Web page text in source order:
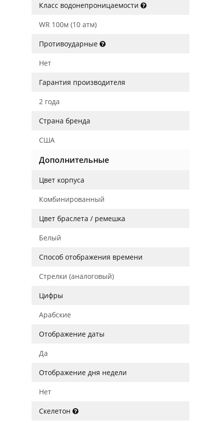
Класс водонепроницаемости
WR 100м (10 атм)
Противоударные
Нет
Гарантия производителя
2 года
Страна бренда
США
Дополнительные
Цвет корпуса
Комбинированный
Цвет браслета / ремешка
Белый
Способ отображения времени
Стрелки (аналоговый)
Цифры
Арабские
Отображение даты
Да
Отображение дня недели
Нет
Скелетон